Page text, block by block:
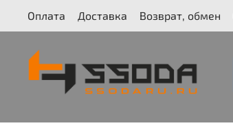
Оплата Доставка Возврат, обмен